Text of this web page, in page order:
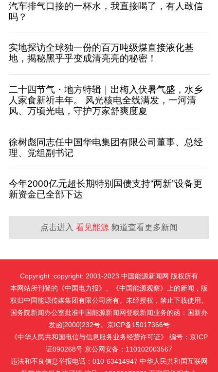
汽车排气口接的一杯水，我直接喝了，有人敢信
吗？
实地探访全球独一份的百万吨级煤直接液化基
地，揭秘黑乎乎变成清亮亮的秘密！
二十四节气・地方特辑｜出梅入伏暑气盛，水乡
人家食新祈丰年。 风光核电全线满发，一河清
风、万顷光电，守护万家舒爽度夏
徐树彪同志任中国华电集团有限公司董事、总经
理、党组副书记
今年2000亿元超长期特别国债支持“两新”设备更
新资金已全部下达
点击进入 看见能源 频道查看更多新闻
Copyright :copyright: 2001-2023 中国能源新闻网 版权所有
本网站所刊登的《中国电力报》、《中国能源观察》上的新闻，版
权归中国能源传媒集团有限公司所有。未经授权，禁止下载使用。
国务院新闻办公室批准中国能源新闻网登载新闻业务的函：国新办
发函[2000]232号。京ICP备15017366号
《中华人民共和国电信与信息服务业务经营许可证》 编号：京ICP
证090268号 京公网安备：110102003567
违法和不良信息举报电话：010-63414947 中华人民共和国互联网